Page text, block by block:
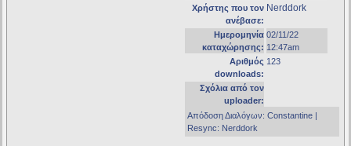
Χρήστης που τον
ανέβασε:
Nerddork
Ημερομηνία
καταχώρησης:
02/11/22
12:47am
Αριθμός
downloads:
123
Σχόλια από τον
uploader:
Απόδοση Διαλόγων: Constantine |
Resync: Nerddork